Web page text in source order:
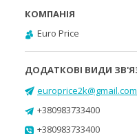
Euro Price
europrice2k@gmail.com
+380983733400
+380983733400